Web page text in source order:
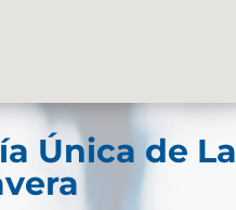
Única de La